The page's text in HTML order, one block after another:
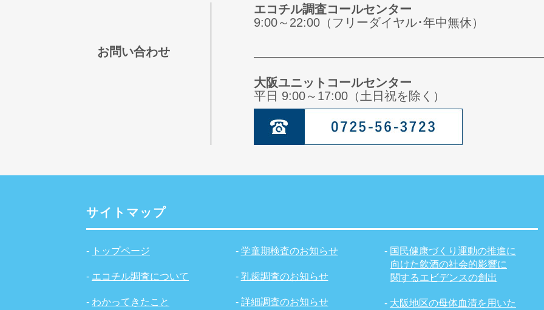
お問い合わせ
エコチル調査コールセンター
9:00～22:00（フリーダイヤル･年中無休）
大阪ユニットコールセンター
平日 9:00～17:00（土日祝を除く）
サイトマップ
- トップページ
- エコチル調査について
- わかってきたこと
- 学童期検査のお知らせ
- 乳歯調査のお知らせ
- 詳細調査のお知らせ
- 国民健康づくり運動の推進に
向けた飲酒の社会的影響に
関するエビデンスの創出
- 大阪地区の母体血清を用いた